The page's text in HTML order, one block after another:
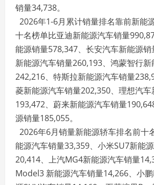
销量34,738。
2026年1-6月累计销量排名靠前新能
十名榜单比亚迪新能源汽车销量
能源销量578,347、长安汽车新能源
新能源汽车销量260,193、鸿蒙智行
242,216、特斯拉新能源汽车销量
菱新能源汽车销量202,350、理想汽
193,472、蔚来新能源汽车销量
源销量185,055。
2026年6月销量新能源轿车排名前十
能源汽车销量33,359、小米SU7新能
20,414、上汽MG4新能源汽车销量
Model3 新能源汽车销量14,266、小